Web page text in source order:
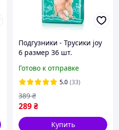
Подгузники - Трусики joy
6 размер 36 шт.
Готово к отправке
5.0 (33)
289₴
389 ₴
Купить